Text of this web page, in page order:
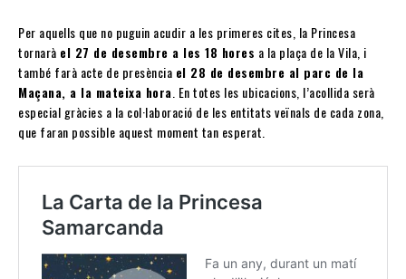
Per aquells que no puguin acudir a les primeres cites, la Princesa
tornarà el 27 de desembre a les 18 hores a la plaça de la Vila, i
també farà acte de presència el 28 de desembre al parc de la
Maçana, a la mateixa hora. En totes les ubicacions, l’acollida serà
especial gràcies a la col·laboració de les entitats veïnals de cada zona,
que faran possible aquest moment tan esperat.